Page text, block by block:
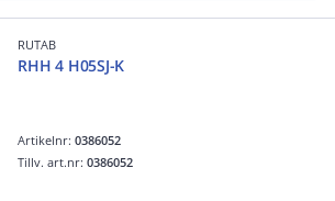
RUTAB
RHH 4 H05SJ-K
Artikelnr:0386052
Tillv. art.nr:0386052